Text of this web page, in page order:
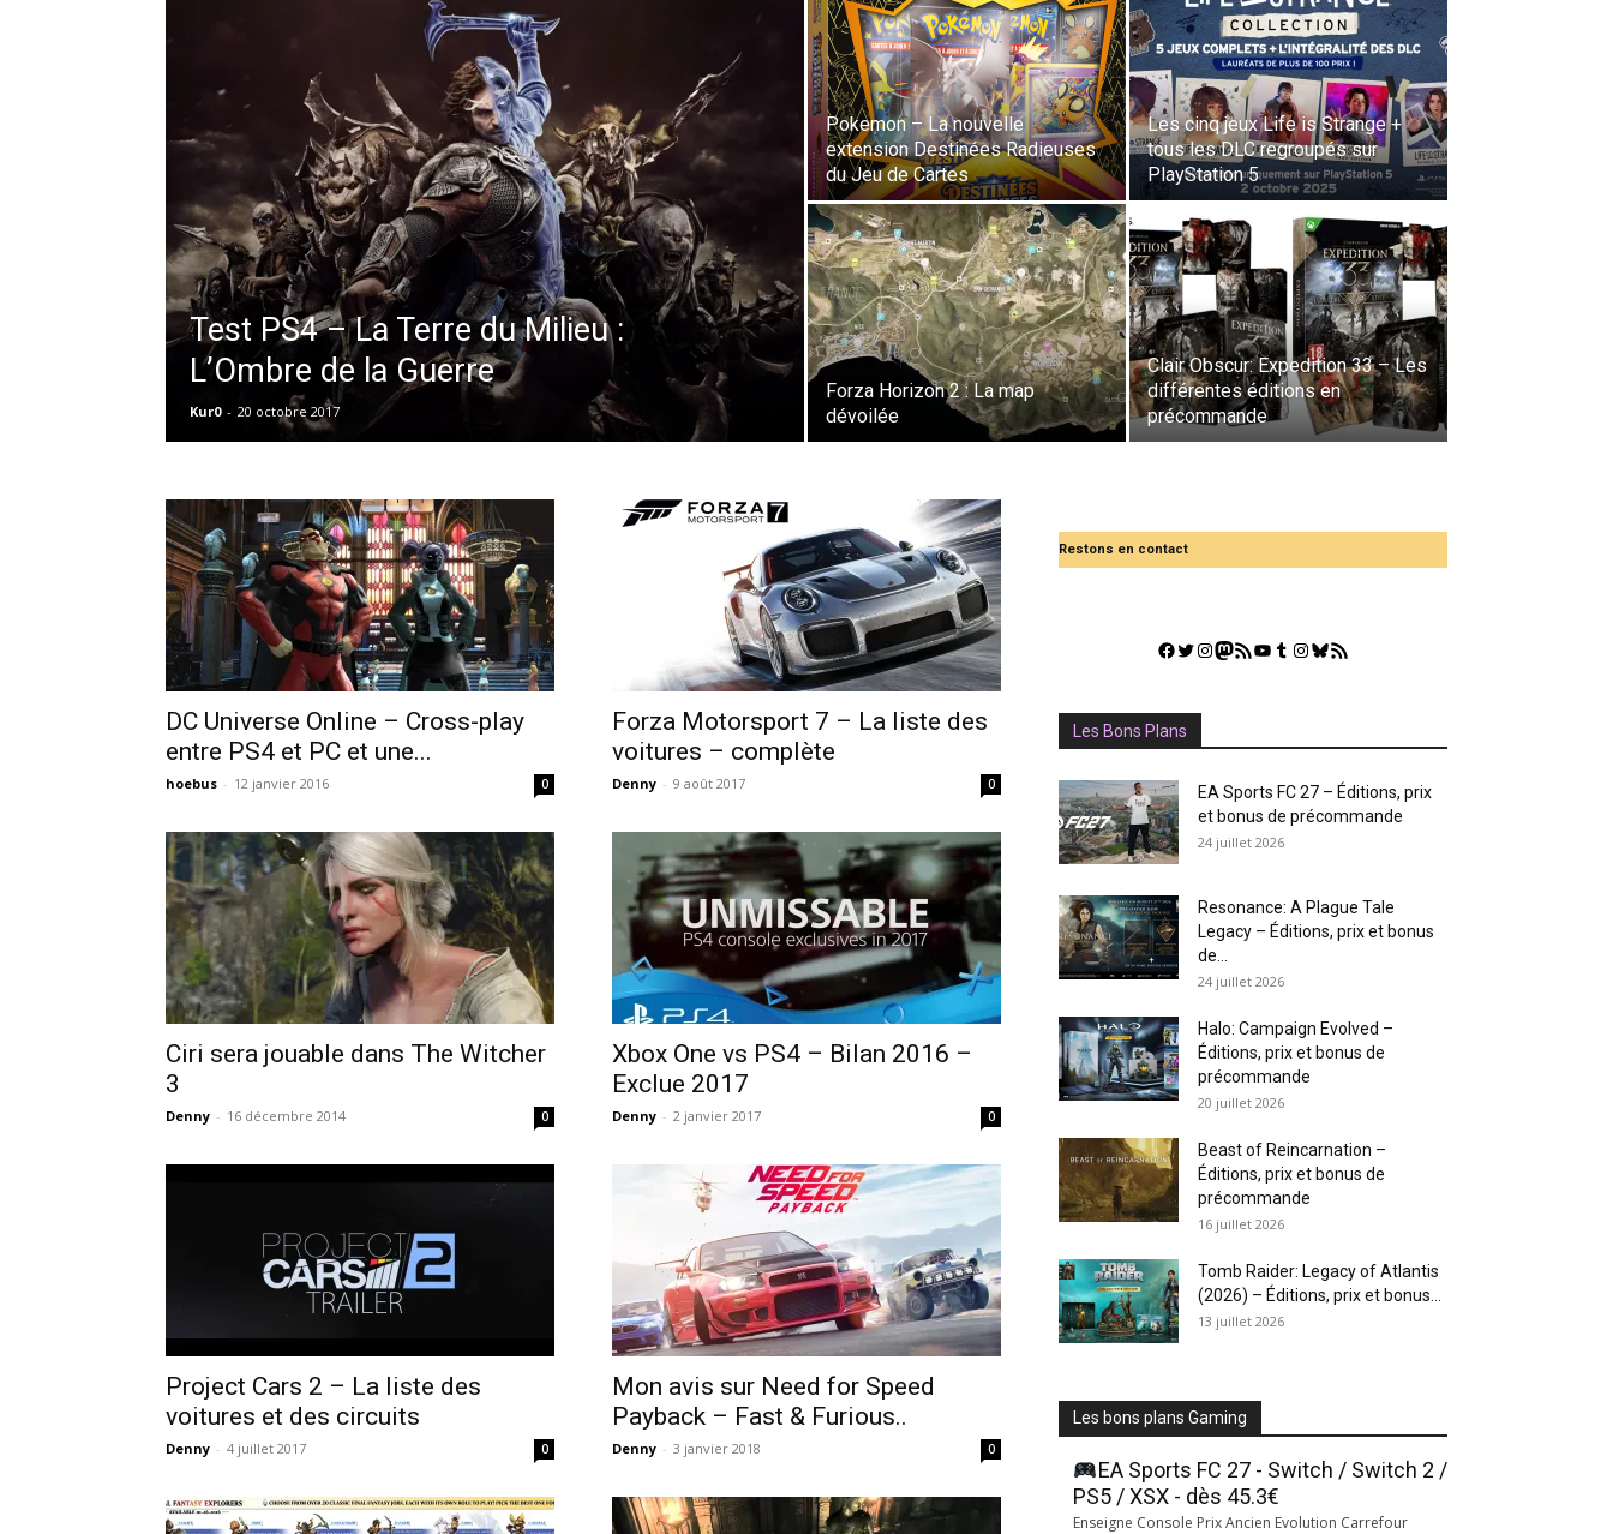
Test PS4 – La Terre du Milieu :
L’Ombre de la Guerre
Kur0 - 20 octobre 2017
Pokemon – La nouvelle
extension Destinées Radieuses
du Jeu de Cartes
Les cinq jeux Life is Strange +
tous les DLC regroupés sur
PlayStation 5
Forza Horizon 2 : La map
dévoilée
Clair Obscur: Expedition 33 – Les
différentes éditions en
précommande
DC Universe Online – Cross-play
entre PS4 et PC et une...
hoebus - 12 janvier 2016 0
Forza Motorsport 7 – La liste des
voitures – complète
Denny - 9 août 2017 0
Ciri sera jouable dans The Witcher
3
Denny - 16 décembre 2014 0
Xbox One vs PS4 – Bilan 2016 –
Exclue 2017
Denny - 2 janvier 2017 0
Project Cars 2 – La liste des
voitures et des circuits
Denny - 4 juillet 2017 0
Mon avis sur Need for Speed
Payback – Fast & Furious..
Denny - 3 janvier 2018 0
Restons en contact
Facebook
Twitter
Instagram
Mastodon
Flux RSSYouTube
Tumblr
Instagram
Bluesky
GestGame
Les Bons Plans
EA Sports FC 27 – Éditions, prix
et bonus de précommande
24 juillet 2026
Resonance: A Plague Tale
Legacy – Éditions, prix et bonus
de...
24 juillet 2026
Halo: Campaign Evolved –
Éditions, prix et bonus de
précommande
20 juillet 2026
Beast of Reincarnation –
Éditions, prix et bonus de
précommande
16 juillet 2026
Tomb Raider: Legacy of Atlantis
(2026) – Éditions, prix et bonus...
13 juillet 2026
Les bons plans Gaming
EA Sports FC 27 - Switch / Switch 2 /
PS5 / XSX - dès 45.3€
Enseigne Console Prix Ancien Evolution Carrefour